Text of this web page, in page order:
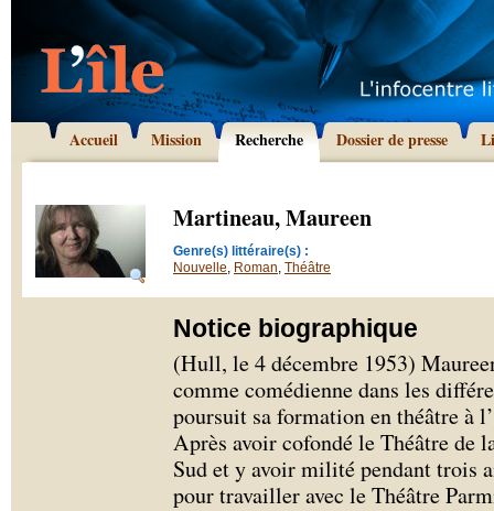
Accueil Mission Recherche Dossier de presse
Martineau, Maureen
Genre(s) littéraire(s) :
Nouvelle, Roman, Théâtre
Notice biographique
(Hull, le 4 décembre 1953)
comme comédienne dans les
poursuit sa formation en théâtre à
Après avoir cofondé le Théâtre de
Sud et y avoir milité pendant trois
pour travailler avec le Théâtre